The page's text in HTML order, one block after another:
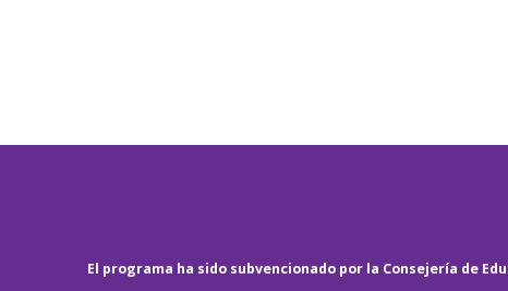
El programa ha sido subvencionado por la Consejería de